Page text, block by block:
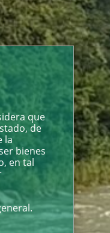
que
de
la
bienes
en tal